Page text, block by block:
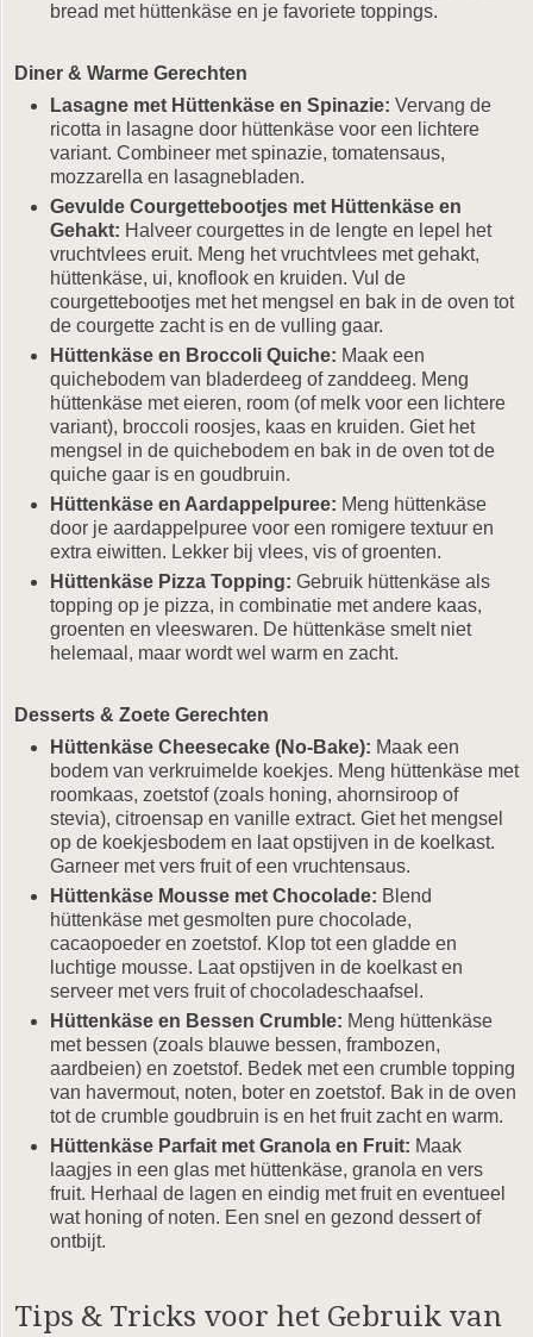
bread met hüttenkäse en je favoriete toppings.
Diner & Warme Gerechten
Lasagne met Hüttenkäse en Spinazie: Vervang de
ricotta in lasagne door hüttenkäse voor een lichtere
variant. Combineer met spinazie, tomatensaus,
mozzarella en lasagnebladen.
Gevulde Courgettebootjes met Hüttenkäse en
Gehakt: Halveer courgettes in de lengte en lepel het
vruchtvlees eruit. Meng het vruchtvlees met gehakt,
hüttenkäse, ui, knoflook en kruiden. Vul de
courgettebootjes met het mengsel en bak in de oven tot
de courgette zacht is en de vulling gaar.
Hüttenkäse en Broccoli Quiche: Maak een
quichebodem van bladerdeeg of zanddeeg. Meng
hüttenkäse met eieren, room (of melk voor een lichtere
variant), broccoli roosjes, kaas en kruiden. Giet het
mengsel in de quichebodem en bak in de oven tot de
quiche gaar is en goudbruin.
Hüttenkäse en Aardappelpuree: Meng hüttenkäse
door je aardappelpuree voor een romigere textuur en
extra eiwitten. Lekker bij vlees, vis of groenten.
Hüttenkäse Pizza Topping: Gebruik hüttenkäse als
topping op je pizza, in combinatie met andere kaas,
groenten en vleeswaren. De hüttenkäse smelt niet
helemaal, maar wordt wel warm en zacht.
Desserts & Zoete Gerechten
Hüttenkäse Cheesecake (No-Bake): Maak een
bodem van verkruimelde koekjes. Meng hüttenkäse met
roomkaas, zoetstof (zoals honing, ahornsiroop of
stevia), citroensap en vanille extract. Giet het mengsel
op de koekjesbodem en laat opstijven in de koelkast.
Garneer met vers fruit of een vruchtensaus.
Hüttenkäse Mousse met Chocolade: Blend
hüttenkäse met gesmolten pure chocolade,
cacaopoeder en zoetstof. Klop tot een gladde en
luchtige mousse. Laat opstijven in de koelkast en
serveer met vers fruit of chocoladeschaafsel.
Hüttenkäse en Bessen Crumble: Meng hüttenkäse
met bessen (zoals blauwe bessen, frambozen,
aardbeien) en zoetstof. Bedek met een crumble topping
van havermout, noten, boter en zoetstof. Bak in de oven
tot de crumble goudbruin is en het fruit zacht en warm.
Hüttenkäse Parfait met Granola en Fruit: Maak
laagjes in een glas met hüttenkäse, granola en vers
fruit. Herhaal de lagen en eindig met fruit en eventueel
wat honing of noten. Een snel en gezond dessert of
ontbijt.
Tips & Tricks voor het Gebruik van